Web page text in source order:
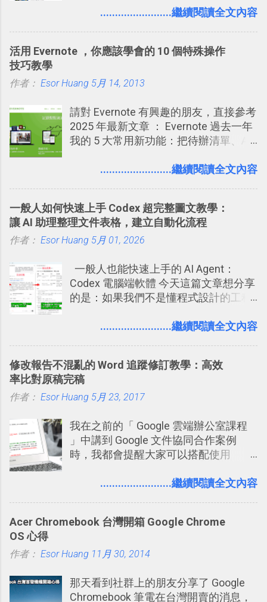
2016/8 新增： Trello 開放「強化功能」
技！最想要的強大 Trello 客製化範例教
急時間管理四象限在 Trello 活用與範本
用 Trello？ 8個專案排程協作重點技巧
2017/6 新增： 如何用 Trello 規劃自助
旅行？我的 Trello 行程計畫使用技巧教
卡片不再落落長？專案管理的5個關鍵
子彈筆記？我的 Trello GTD 方法範例看
板分享
要準備數百個考試問題時，自己手動進
練習的記憶卡片，自動規劃要延期複習
樣的軟體中最受好評的，或許就是今天
用新版的分享功能與隱私設定。 嚴格來
置。不過有一項很實用的設定是新增
你」的內容，決定要不要讓其他朋友看
標籤在他的訊息中，或是想把你標籤在
相片圖片裡，現在你都多了一個「事先
審查」的機制，可以決定這些你被標籤
鴉牆上，從而禁止可能的祕密被你其他
........................繼續閱讀全文內容
活用 Evernote ，你應該學會的 10 個特殊操作
技巧教學
作者： Esor Huang 5月 14, 2013
請對 Evernote 有興趣的朋友，直接參考
2025 年最新文章 ： Evernote 過去一年
我的 5 大常用新功能：把待辦清單、AI
介紹文章： 把不同筆記中的待辦清單統
大綱收合、目錄連結、錨點連結，整理
超長筆記應用案例分享 新功能教學： 會
議記錄不麻煩！我常用兩個 Evernote AI
學： Evernote 新增類似 Google 文件的
「免帳號登入」多人同步編輯功能
........................繼續閱讀全文內容
一般人如何快速上手 Codex 超完整圖文教學：
讓 AI 助理整理文件表格，建立自動化流程
作者： Esor Huang 5月 01, 2026
一般人也能快速上手的 AI Agent：
Codex 電腦端軟體 今天這篇文章想分享
的是：如果我們不是懂程式設計的工程
（ChatGPT） 的 Codex 工具？ 如何用
打造一個更自動化的電腦工作流程。
........................繼續閱讀全文內容
修改報告不混亂的 Word 追蹤修訂教學：高效
率比對原稿完稿
作者： Esor Huang 5月 23, 2017
我在之前的「 Google 雲端辦公室課程
」中講到 Google 文件協同合作案例
時，我都會提醒大家可以搭配使用
多人編輯同一份報告、文章時更加條理
Word 上優秀的文書編輯老傳統：「
Docs！論文改稿必備 」。 但是我也發
理的朋友，不一定有發現裡面藏了一個
叫做「追蹤修訂」的好功能，因此決定
........................繼續閱讀全文內容
Acer Chromebook 台灣開箱 Google Chrome
OS 心得
作者： Esor Huang 11月 30, 2014
那天看到社群上的朋友分享了 Google
Chromebook 筆電在台灣開賣的消息，